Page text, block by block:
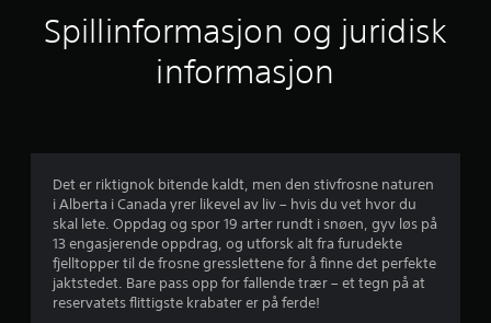
r
a
v
5
f
h
t
s
a
l
e
r
Spillinformasjon og juridisk
informasjon
Det er riktignok bitende kaldt, men den stivfrosne naturen
i Alberta i Canada yrer likevel av liv – hvis du vet hvor du
skal lete. Oppdag og spor 19 arter rundt i snøen, gyv løs på
13 engasjerende oppdrag, og utforsk alt fra furudekte
fjelltopper til de frosne gresslettene for å finne det perfekte
jaktstedet. Bare pass opp for fallende trær – et tegn på at
reservatets flittigste krabater er på ferde!